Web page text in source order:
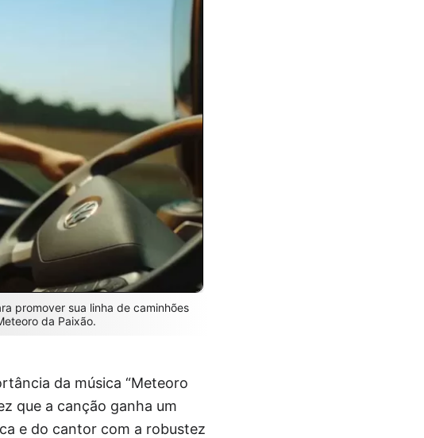
promover sua linha de caminhões
da Paixão.
da música “Meteoro
que a canção ganha um
e do cantor com a robustez